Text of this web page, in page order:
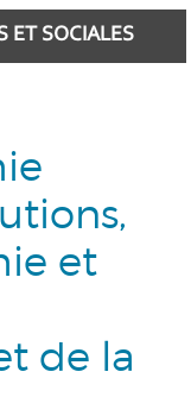
ET SOCIALES
et
de la